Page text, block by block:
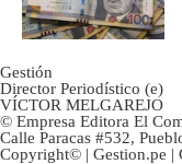
Gestión
Director Periodístico (e)
VÍCTOR MELGAREJO
© Empresa Editora El
Calle Paracas #532,
Copyright© | Gestion.pe |